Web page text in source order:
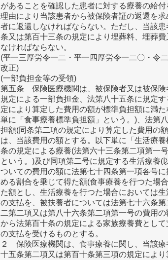
があることを確認した患者に対する療養の給
理由により当該患者から被保険者証の返還を
者に返還しなければならない。ただし、当該
条又は第百十三条の規定により埋葬料、埋葬
なければならない。
(平一三厚労令一二・平一四厚労令一二〇・令
改正)
(一部負担金等の受領)
第五条 保険医療機関は、被保険者又は被保
規定による一部負担金、法第八十五条に規定
定により算定した費用の額が標準負担額に満
単に「食事療養標準負担額」という。)、法第
担額(同条第二項の規定により算定した費用の
は、当該費用の額とする。以下単に「生活療
条の規定による療養(法第六十三条第二項第一
という。)及び同項第二号に規定する生活療養(
ついての費用の額に法第七十四条第一項各号
める割合を乗じて得た額(食事療養を行つた場
た額とし、生活療養を行つた場合においては
の支払を、被扶養者については法第七十六条
二第二項又は第八十六条第二項第一号の費用
から法第百十条の規定による家族療養費とし
の支払を受けるものとする。
２ 保険医療機関は、食事療養に関し、当該
十五条第二項又は第百十条第三項の規定によ